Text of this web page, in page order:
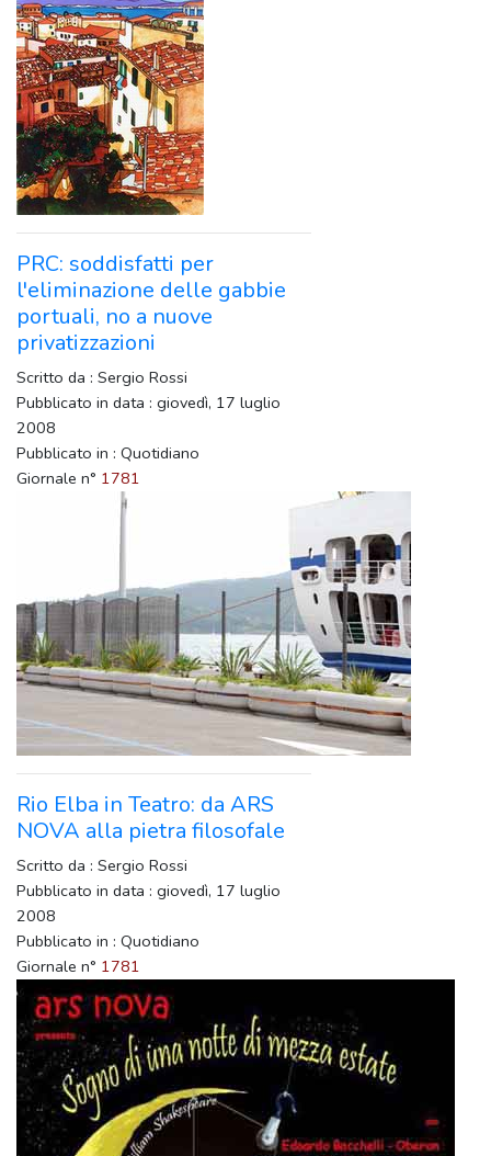
PRC: soddisfatti per
l'eliminazione delle gabbie
portuali, no a nuove
privatizzazioni
Scritto da : Sergio Rossi
Pubblicato in data : giovedì, 17 luglio
2008
Pubblicato in : Quotidiano
Giornale n° 1781
Rio Elba in Teatro: da ARS
NOVA alla pietra filosofale
Scritto da : Sergio Rossi
Pubblicato in data : giovedì, 17 luglio
2008
Pubblicato in : Quotidiano
Giornale n° 1781